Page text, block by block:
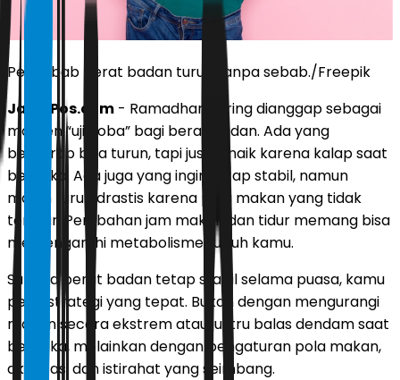
Penyebab berat badan turun tanpa sebab./Freepik
JawaPos.com - Ramadhan sering dianggap sebagai
momen “uji coba” bagi berat badan. Ada yang
berharap bisa turun, tapi justru naik karena kalap saat
berbuka. Ada juga yang ingin tetap stabil, namun
malah turun drastis karena pola makan yang tidak
teratur. Perubahan jam makan dan tidur memang bisa
memengaruhi metabolisme tubuh kamu.
Supaya berat badan tetap stabil selama puasa, kamu
perlu strategi yang tepat. Bukan dengan mengurangi
makan secara ekstrem atau justru balas dendam saat
berbuka, melainkan dengan pengaturan pola makan,
aktivitas, dan istirahat yang seimbang.